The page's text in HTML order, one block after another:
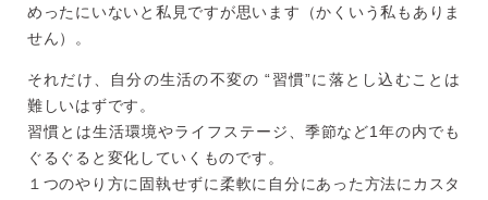
めったにいないと私見ですが思います（かくいう私もありま
せん）。
それだけ、自分の生活の不変の “習慣”に落とし込むことは
難しいはずです。
習慣とは生活環境やライフステージ、季節など1年の内でも
ぐるぐると変化していくものです。
１つのやり方に固執せずに柔軟に自分にあった方法にカスタ